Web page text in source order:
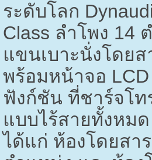
ระดับโลก
Class ลำโพง 14
แขนเบาะนั่งโดย
พร้อมหน้าจอ LCD
ฟังก์ชัน ที่ชาร์จโ
แบบไร้สายทั้งหมด
ได้แก่ ห้องโดยสา